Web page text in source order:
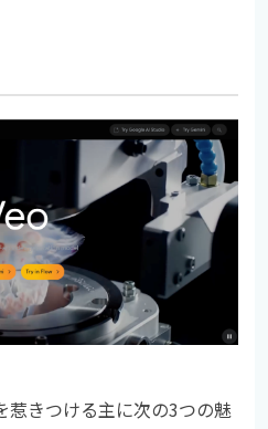
惹きつける主に次の3つの魅